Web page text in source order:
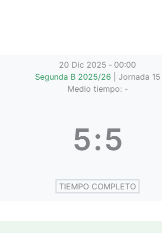
20 Dic 2025 - 00:00
Segunda B 2025/26
| Jornada 15
Medio tiempo: -
5:5
TIEMPO COMPLETO